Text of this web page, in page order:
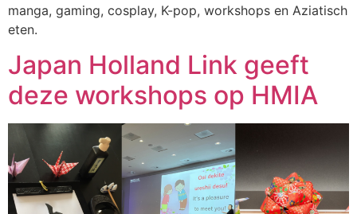
manga, gaming, cosplay, K-pop, workshops en Aziatisch
eten.
Japan Holland Link geeft
deze workshops op HMIA